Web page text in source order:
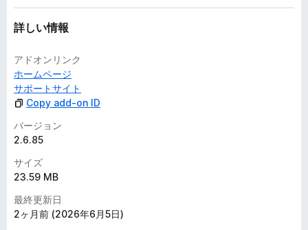
詳しい情報
アドオンリンク
ホームページ
サポートサイト
Copy add-on ID
バージョン
2.6.85
サイズ
23.59 MB
最終更新日
2ヶ月前 (2026年6月5日)